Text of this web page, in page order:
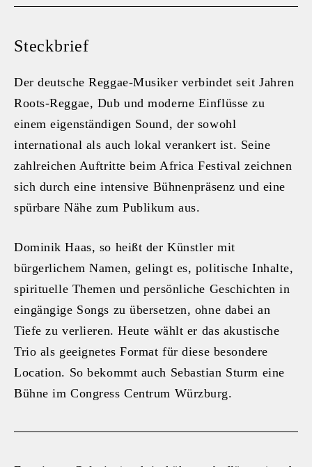
Steckbrief
Der deutsche Reggae-Musiker verbindet seit Jahren
Roots-Reggae, Dub und moderne Einflüsse zu
einem eigenständigen Sound, der sowohl
international als auch lokal verankert ist. Seine
zahlreichen Auftritte beim Africa Festival zeichnen
sich durch eine intensive Bühnenpräsenz und eine
spürbare Nähe zum Publikum aus.
Dominik Haas, so heißt der Künstler mit
bürgerlichem Namen, gelingt es, politische Inhalte,
spirituelle Themen und persönliche Geschichten in
eingängige Songs zu übersetzen, ohne dabei an
Tiefe zu verlieren. Heute wählt er das akustische
Trio als geeignetes Format für diese besondere
Location. So bekommt auch Sebastian Sturm eine
Bühne im Congress Centrum Würzburg.